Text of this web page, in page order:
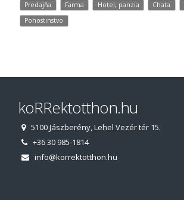
Predajňa
Farma Hotel, panzia Chata
Pohostinstvo
koRRektotthon.hu
5100 Jászberény, Lehel Vezér tér 15.
+36 30 985-1814
info@korrektotthon.hu